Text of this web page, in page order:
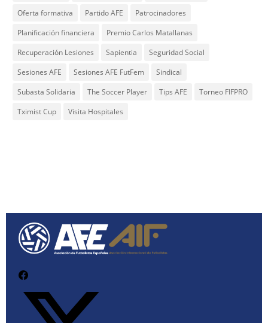
Oferta formativa
Partido AFE
Patrocinadores
Planificación financiera
Premio Carlos Matallanas
Recuperación Lesiones
Sapientia
Seguridad Social
Sesiones AFE
Sesiones AFE FutFem
Sindical
Subasta Solidaria
The Soccer Player Tips AFE
Torneo FIFPRO
Tximist Cup
Visita Hospitales